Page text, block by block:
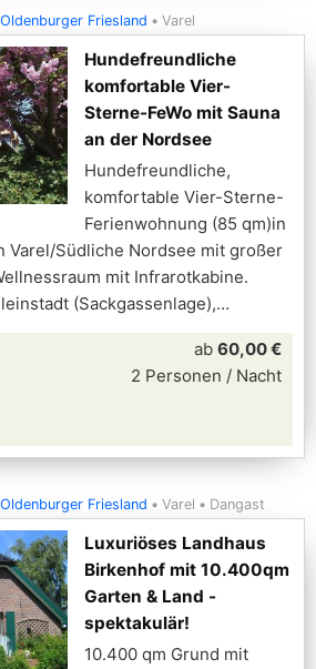
Oldenburger Friesland Varel
Hundefreundliche
komfortable Vier-
Sterne-FeWo mit Sauna
an der Nordsee
Hundefreundliche,
komfortable Vier-Sterne-
Ferienwohnung (85 qm)in
Varel/Südliche Nordsee mit großer
mit Infrarotkabine.
(Sackgassenlage),
ab 60,00 €
2 Personen / Nacht
Oldenburger Friesland Varel Dangast
Luxuriöses Landhaus
Birkenhof mit 10.400qm
Garten & Land -
spektakulär!
10.400 qm Grund mit